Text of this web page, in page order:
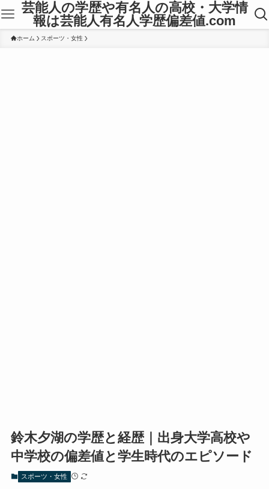
芸能人の学歴や有名人の高校・大学情
報は芸能人有名人学歴偏差値.com
ホーム スポーツ・女性
鈴木夕湖の学歴と経歴｜出身大学高校や
中学校の偏差値と学生時代のエピソード
スポーツ・女性